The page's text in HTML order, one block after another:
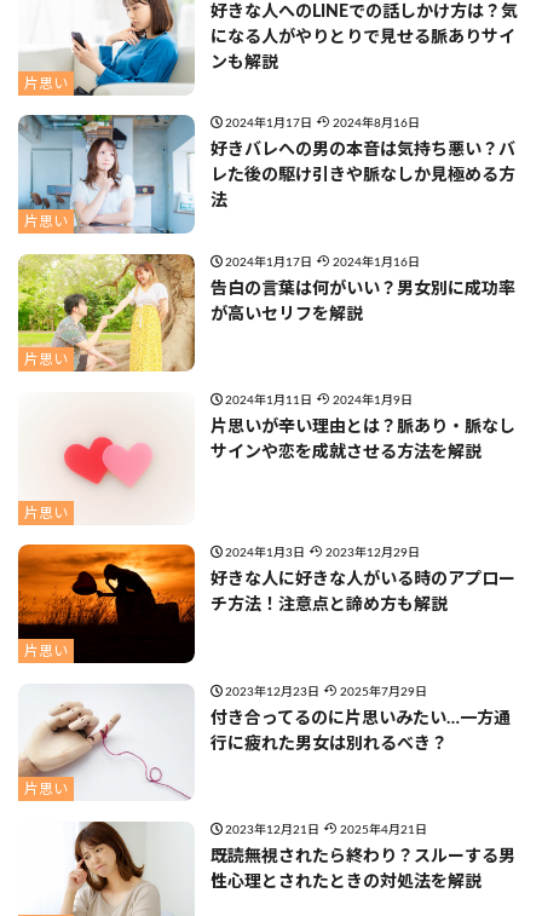
片思い
好きな人へのLINEでの話しかけ方は？気
になる人がやりとりで見せる脈ありサイ
ンも解説
片思い
2024年1月17日 2024年8月16日
好きバレへの男の本音は気持ち悪い？バ
レた後の駆け引きや脈なしか見極める方
法
片思い
2024年1月17日 2024年1月16日
告白の言葉は何がいい？男女別に成功率
が高いセリフを解説
片思い
2024年1月11日 2024年1月9日
片思いが辛い理由とは？脈あり・脈なし
サインや恋を成就させる方法を解説
片思い
2024年1月3日 2023年12月29日
好きな人に好きな人がいる時のアプロー
チ方法！注意点と諦め方も解説
片思い
2023年12月23日 2025年7月29日
付き合ってるのに片思いみたい…一方通
行に疲れた男女は別れるべき？
2023年12月21日 2025年4月21日
既読無視されたら終わり？スルーする男
性心理とされたときの対処法を解説